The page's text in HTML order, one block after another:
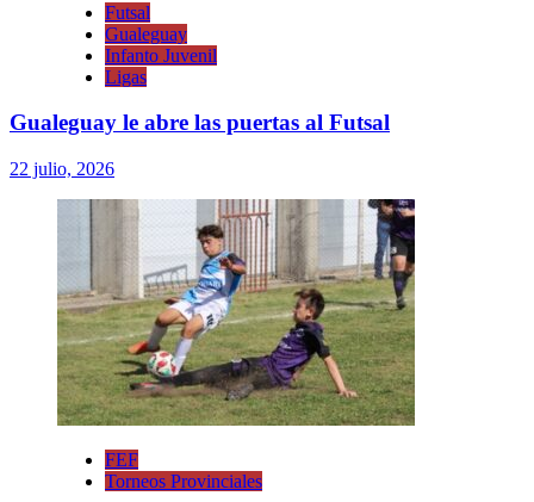
Futsal
Gualeguay
Infanto Juvenil
Ligas
Gualeguay le abre las puertas al Futsal
22 julio, 2026
FEF
Torneos Provinciales